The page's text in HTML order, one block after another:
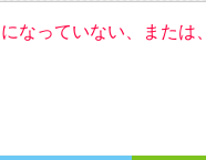
なっていない、また